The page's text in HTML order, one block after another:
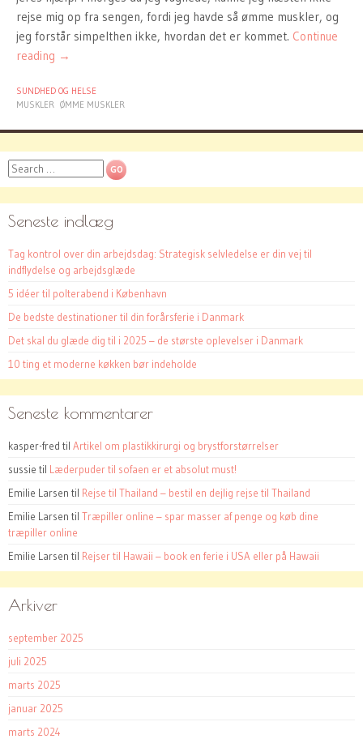
rejse mig op fra sengen, fordi jeg havde så ømme muskler, og
jeg forstår simpelthen ikke, hvordan det er kommet. Continue
reading →
SUNDHED OG HELSE
MUSKLER ØMME MUSKLER
Search
Seneste indlæg
Tag kontrol over din arbejdsdag: Strategisk selvledelse er din vej til
indflydelse og arbejdsglæde
5 idéer til polterabend i København
De bedste destinationer til din forårsferie i Danmark
Det skal du glæde dig til i 2025 – de største oplevelser i Danmark
10 ting et moderne køkken bør indeholde
Seneste kommentarer
kasper-fred til Artikel om plastikkirurgi og brystforstørrelser
sussie til Læderpuder til sofaen er et absolut must!
Emilie Larsen til Rejse til Thailand – bestil en dejlig rejse til Thailand
Emilie Larsen til Træpiller online – spar masser af penge og køb dine
træpiller online
Emilie Larsen til Rejser til Hawaii – book en ferie i USA eller på Hawaii
Arkiver
september 2025
juli 2025
marts 2025
januar 2025
marts 2024